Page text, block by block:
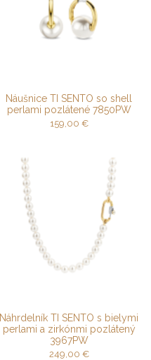
Náušnice TI SENTO so shell
perlami pozlátené 7850PW
159,00 €
Náhrdelník TI SENTO s bielymi
perlami a zirkónmi pozlátený
3967PW
249,00 €